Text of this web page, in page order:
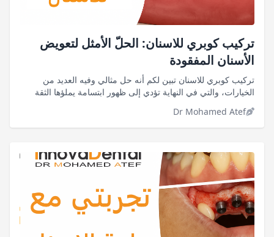
تركيب كوبري للاسنان: الحلّ الأمثل لتعويض
الأسنان المفقودة
تركيب كوبري للاسنان تبين لكم أنه حل مثالي وفيه العديد من
الخيارات، والتي في النهاية تؤدي إلى ظهور ابتسامة يملؤها الثقة
Dr Mohamed Atef